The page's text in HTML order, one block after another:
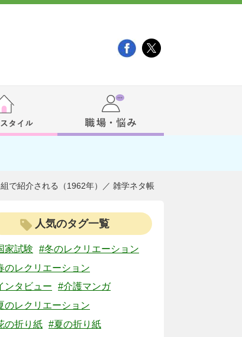
で紹介される（1962年）／ 雑学ネタ帳
人気のタグ一覧
家試験
#冬のレクリエーション
のレクリエーション
ンタビュー
#介護マンガ
のレクリエーション
の折り紙 #夏の折り紙